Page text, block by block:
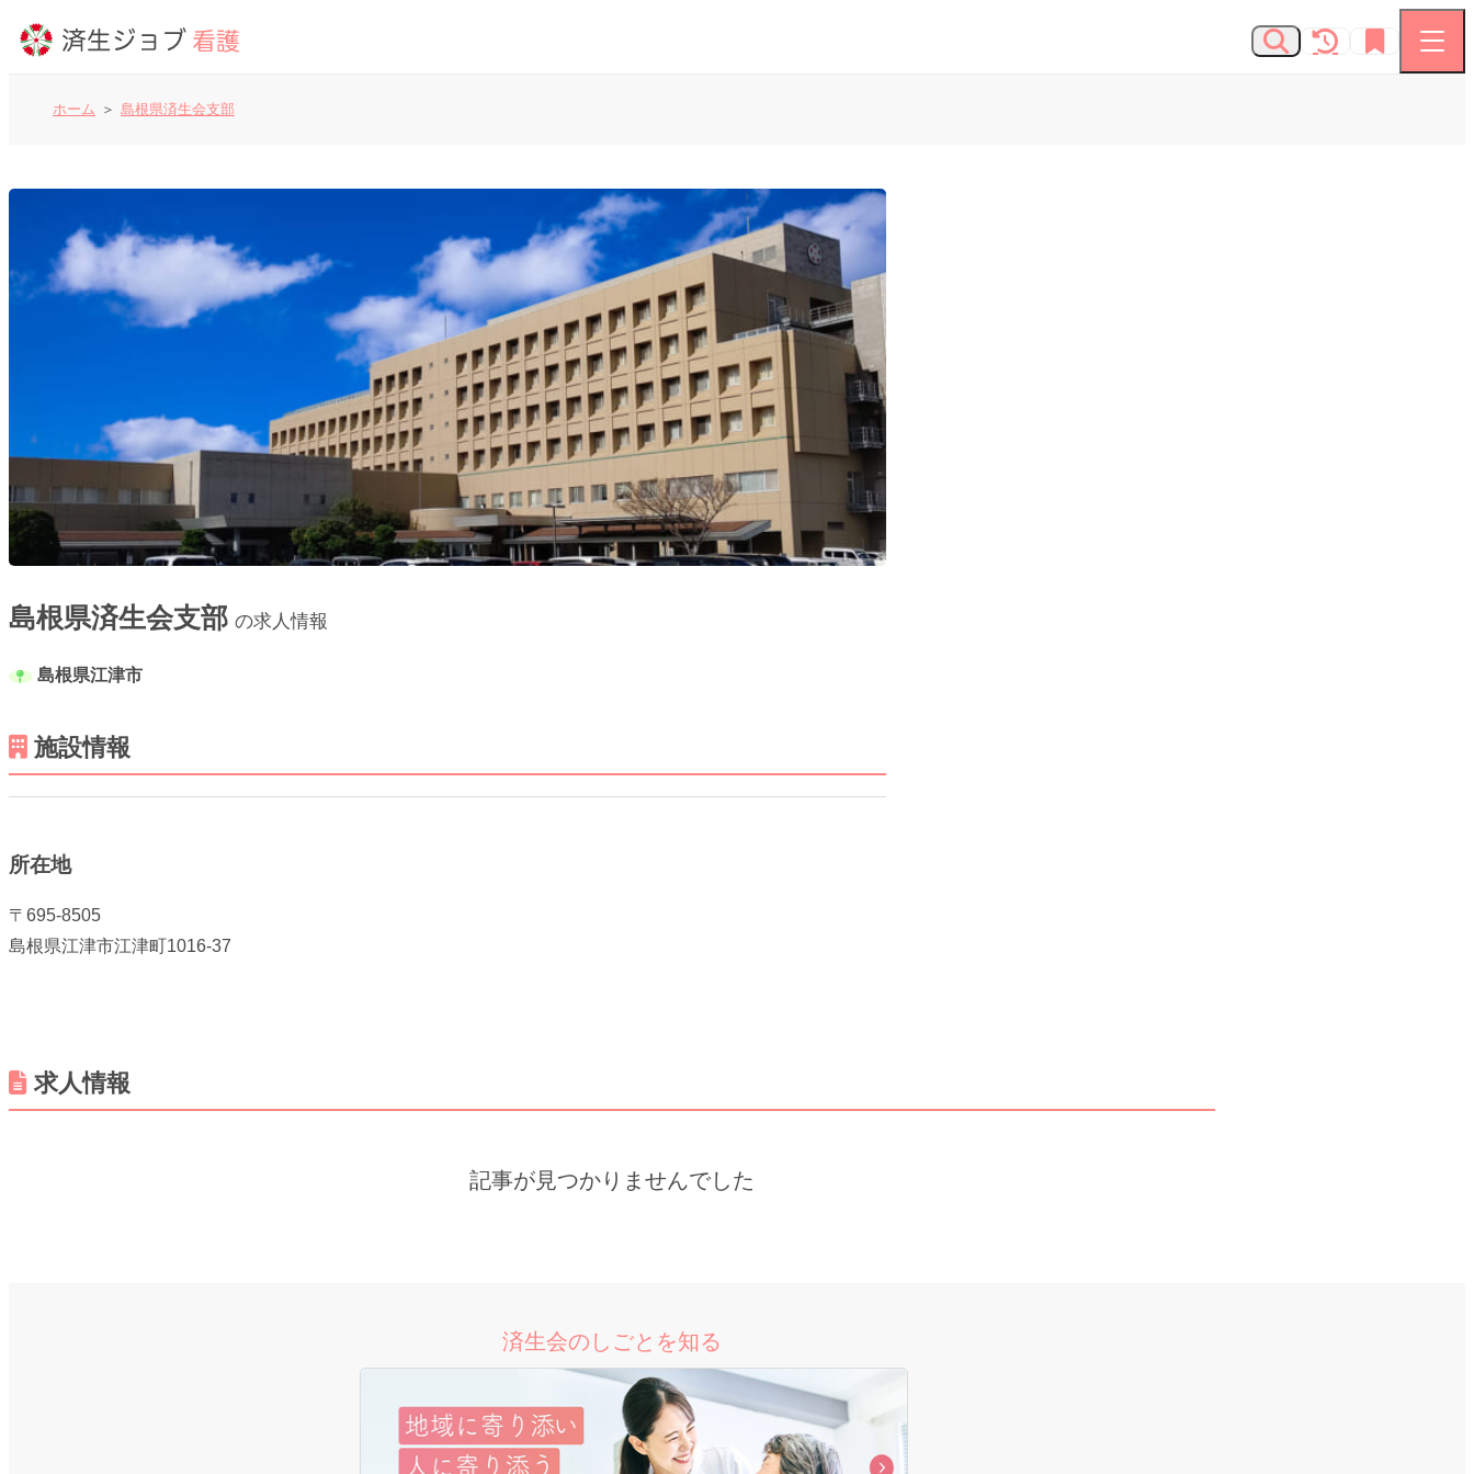
よくあるご質問 済生会Webサイト
済生会のしごとを知る
ホーム 島根県済生会支部
島根県済生会支部 の求人情報
島根県江津市
施設情報
所在地
〒695-8505
島根県江津市江津町1016-37
求人情報
記事が見つかりませんでした
済生会のしごとを知る